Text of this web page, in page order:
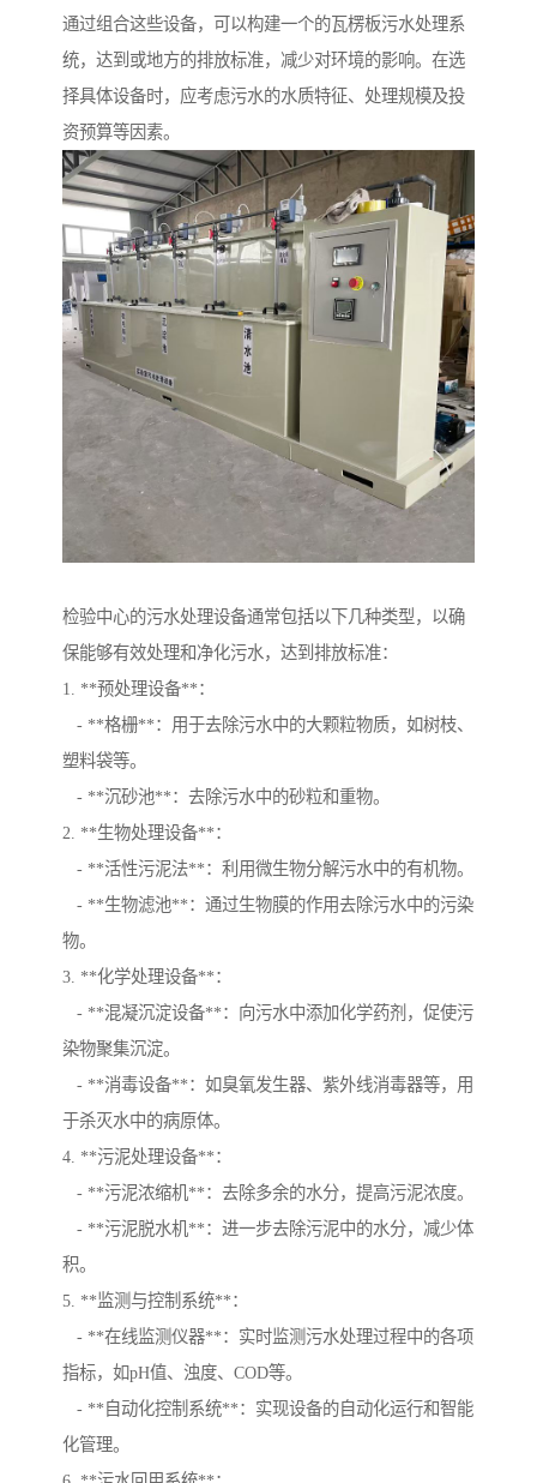
通过组合这些设备，可以构建一个的瓦楞板污水处理系
统，达到或地方的排放标准，减少对环境的影响。在选
择具体设备时，应考虑污水的水质特征、处理规模及投
资预算等因素。
检验中心的污水处理设备通常包括以下几种类型，以确
保能够有效处理和净化污水，达到排放标准：
1. **预处理设备**：
- **格栅**：用于去除污水中的大颗粒物质，如树枝、
塑料袋等。
- **沉砂池**：去除污水中的砂粒和重物。
2. **生物处理设备**：
- **活性污泥法**：利用微生物分解污水中的有机物。
- **生物滤池**：通过生物膜的作用去除污水中的污染
物。
3. **化学处理设备**：
- **混凝沉淀设备**：向污水中添加化学药剂，促使污
染物聚集沉淀。
- **消毒设备**：如臭氧发生器、紫外线消毒器等，用
于杀灭水中的病原体。
4. **污泥处理设备**：
- **污泥浓缩机**：去除多余的水分，提高污泥浓度。
- **污泥脱水机**：进一步去除污泥中的水分，减少体
积。
5. **监测与控制系统**：
- **在线监测仪器**：实时监测污水处理过程中的各项
指标，如pH值、浊度、COD等。
- **自动化控制系统**：实现设备的自动化运行和智能
化管理。